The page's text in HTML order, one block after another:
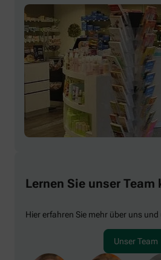
Lernen Sie unser Team
Hier erfahren Sie mehr über uns und
Unser Team